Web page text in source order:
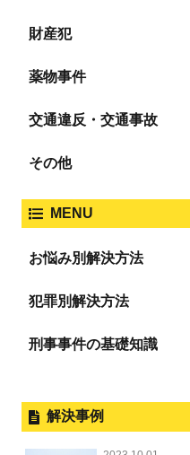
逮捕・監禁
盗撮・のぞき
強姦・準強姦
淫行・援助交際
公然わいせつ
行勧誘罪
財産犯
詐欺
恐喝
薬物事件
危険ドラッグ
交通違反・交通事故
ひき逃げ・当
その他
放火・失火
MENU
お悩み別解決方法
逮捕の不安や悩み
無実・無罪を証明してほ
犯罪別解決方法
事件別－暴力事件
過失致死・過失傷害
器物損壊
性犯罪 TOP
事件別－財産犯
刑事事件の基礎知識
刑事裁判の概要・手続
公務員の逮捕・刑事事件
解決事例